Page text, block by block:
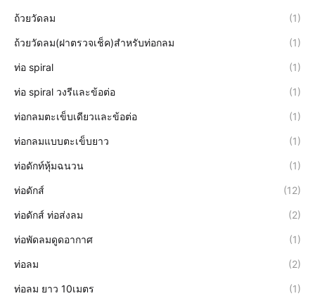
ถ้วยวัดลม (1)
ถ้วยวัดลม(ฝาตรวจเช็ค)สำหรับท่อกลม (1)
ท่อ spiral (1)
ท่อ spiral วงรีและข้อต่อ (1)
ท่อกลมตะเข็บเดียวและข้อต่อ (1)
ท่อกลมแบบตะเข็บยาว (1)
ท่อดักท์หุ้มฉนวน (1)
ท่อดักส์ (12)
ท่อดักส์ ท่อส่งลม (2)
ท่อพัดลมดูดอากาศ (1)
ท่อลม (2)
ท่อลม ยาว 10เมตร (1)